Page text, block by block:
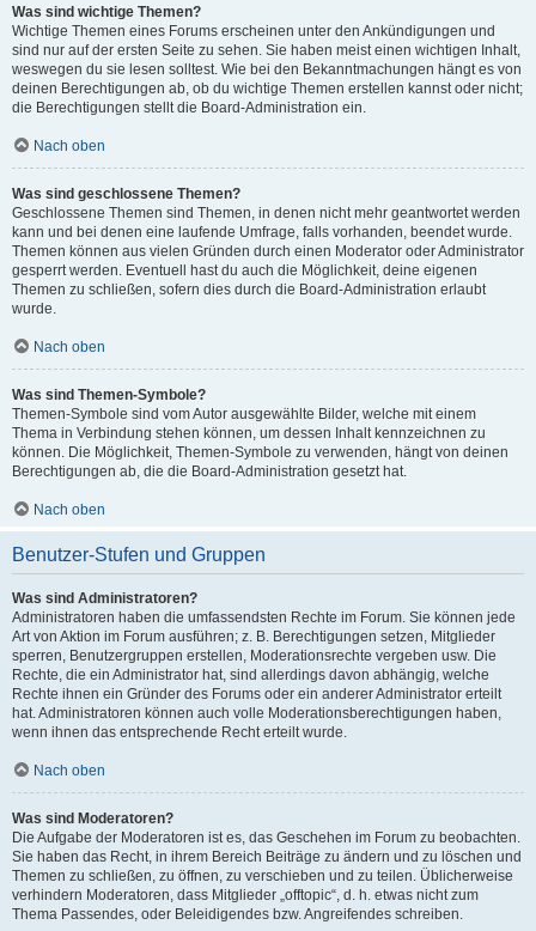
Was sind wichtige Themen?
Wichtige Themen eines Forums erscheinen unter den Ankündigungen und
sind nur auf der ersten Seite zu sehen. Sie haben meist einen wichtigen Inhalt,
weswegen du sie lesen solltest. Wie bei den Bekanntmachungen hängt es von
deinen Berechtigungen ab, ob du wichtige Themen erstellen kannst oder nicht;
die Berechtigungen stellt die Board-Administration ein.
Nach oben
Was sind geschlossene Themen?
Geschlossene Themen sind Themen, in denen nicht mehr geantwortet werden
kann und bei denen eine laufende Umfrage, falls vorhanden, beendet wurde.
Themen können aus vielen Gründen durch einen Moderator oder Administrator
gesperrt werden. Eventuell hast du auch die Möglichkeit, deine eigenen
Themen zu schließen, sofern dies durch die Board-Administration erlaubt
wurde.
Nach oben
Was sind Themen-Symbole?
Themen-Symbole sind vom Autor ausgewählte Bilder, welche mit einem
Thema in Verbindung stehen können, um dessen Inhalt kennzeichnen zu
können. Die Möglichkeit, Themen-Symbole zu verwenden, hängt von deinen
Berechtigungen ab, die die Board-Administration gesetzt hat.
Nach oben
Benutzer-Stufen und Gruppen
Was sind Administratoren?
Administratoren haben die umfassendsten Rechte im Forum. Sie können jede
Art von Aktion im Forum ausführen; z. B. Berechtigungen setzen, Mitglieder
sperren, Benutzergruppen erstellen, Moderationsrechte vergeben usw. Die
Rechte, die ein Administrator hat, sind allerdings davon abhängig, welche
Rechte ihnen ein Gründer des Forums oder ein anderer Administrator erteilt
hat. Administratoren können auch volle Moderationsberechtigungen haben,
wenn ihnen das entsprechende Recht erteilt wurde.
Nach oben
Was sind Moderatoren?
Die Aufgabe der Moderatoren ist es, das Geschehen im Forum zu beobachten.
Sie haben das Recht, in ihrem Bereich Beiträge zu ändern und zu löschen und
Themen zu schließen, zu öffnen, zu verschieben und zu teilen. Üblicherweise
verhindern Moderatoren, dass Mitglieder „offtopic“, d. h. etwas nicht zum
Thema Passendes, oder Beleidigendes bzw. Angreifendes schreiben.